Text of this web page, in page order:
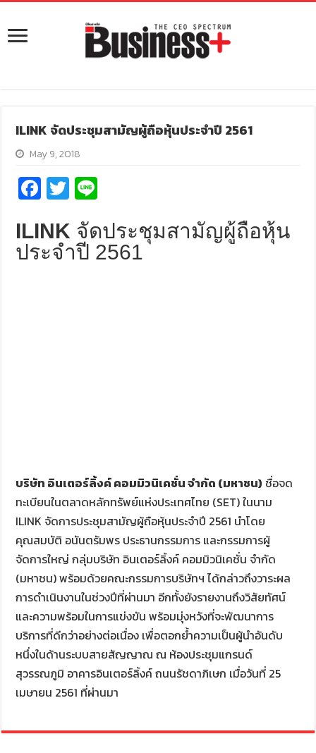
ILINK จัดประชุมสามัญผู้ถือหุ้นประจำปี 2561
May 9, 2018
Fa
ce
b
o
T
wi
tt
er
e
ILINK จัดประชุมสามัญผู้ถือหุ้น
ประจำปี 2561
บริษัท อินเตอร์ลิ้งค์ คอมมิวนิเคชั่น จำกัด (มหาชน) ชื่อจด
ทะเบียนในตลาดหลักทรัพย์แห่งประเทศไทย (SET) ในนาม
ILINK จัดการประชุมสามัญผู้ถือหุ้นประจำปี 2561 นำโดย
คุณสมบัติ อนันตรัมพร ประธานกรรมการ และกรรมการผู้
จัดการใหญ่ กลุ่มบริษัท อินเตอร์ลิ้งค์ คอมมิวนิเคชั่น จำกัด
(มหาชน) พร้อมด้วยคณะกรรมการบริษัทฯ ได้กล่าวถึงวาระผล
การดำเนินงานในช่วงปีที่ผ่านมา อีกทั้งยังรายงานถึงวิสัยทัศน์
และความพร้อมในการแข่งขัน พร้อมมุ่งหวังที่จะพัฒนาการ
บริการที่ดีกว่าอย่างต่อเนื่อง เพื่อตอกย้ำความเป็นผู้นำอันดับ
หนึ่งในด้านระบบสายสัญญาณ ณ ห้องประชุมแกรนด์
สุวรรณภูมิ อาคารอินเตอร์ลิ้งค์ ถนนรัชดาภิเษก เมื่อวันที่ 25
เมษายน 2561 ที่ผ่านมา